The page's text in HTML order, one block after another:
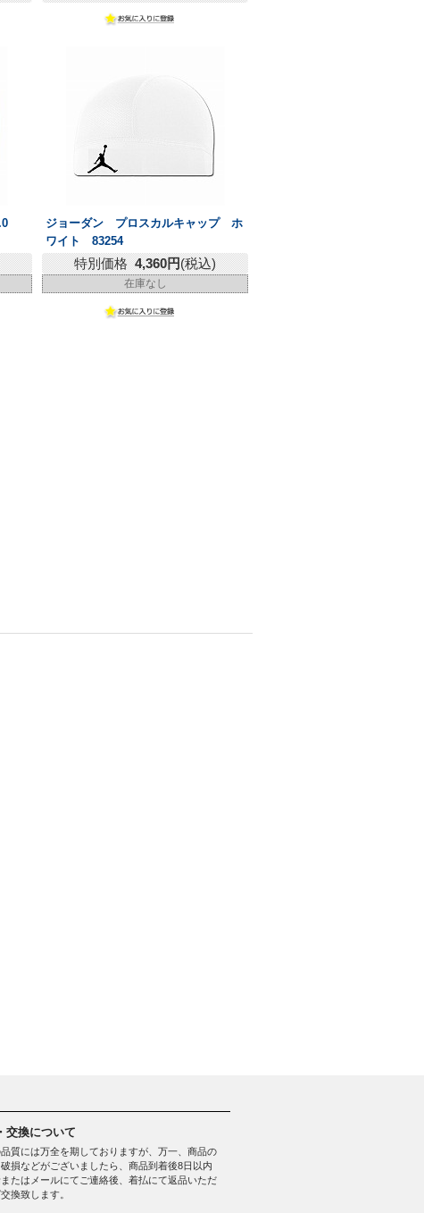
ジョーダン プロスカルキャップ ホ
ワイト 83254
特別価格 4,360円(税込)
在庫なし
交換について
質には万全を期しておりますが、万一、商品の
損などがございましたら、商品到着後8日以内
たはメールにてご連絡後、着払にて返品いただ
換致します。